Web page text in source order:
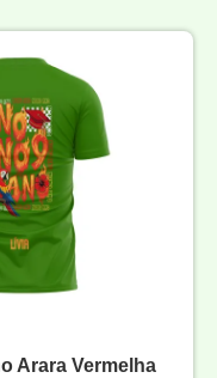
Arara Vermelha